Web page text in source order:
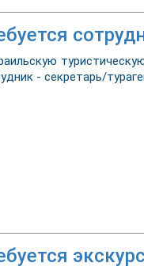
- секретарь/